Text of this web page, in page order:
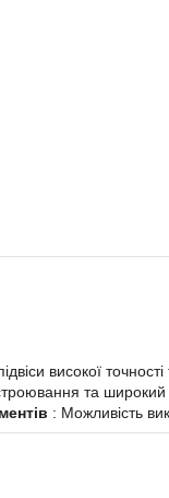
високої
та широкий
: Можливість